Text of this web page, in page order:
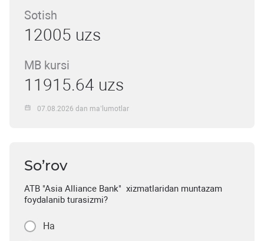
Sotish
12005 uzs
MB kursi
11915.64 uzs
07.08.2026 dan ma’lumotlar
So’rov
ATB "Asia Alliance Bank" xizmatlaridan muntazam
foydalanib turasizmi?
Ha